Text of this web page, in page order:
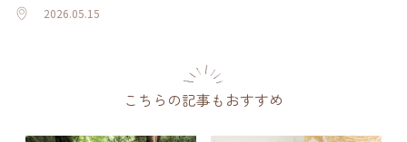
2026.05.15
こちらの記事もおすすめ